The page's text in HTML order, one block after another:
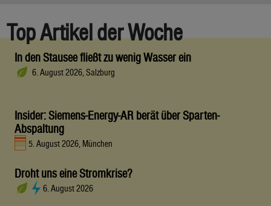
Top Artikel der Woche
In den Stausee fließt zu wenig Wasser ein
6. August 2026, Salzburg
Insider: Siemens-Energy-AR berät über Sparten-
Abspaltung
5. August 2026, München
Droht uns eine Stromkrise?
6. August 2026